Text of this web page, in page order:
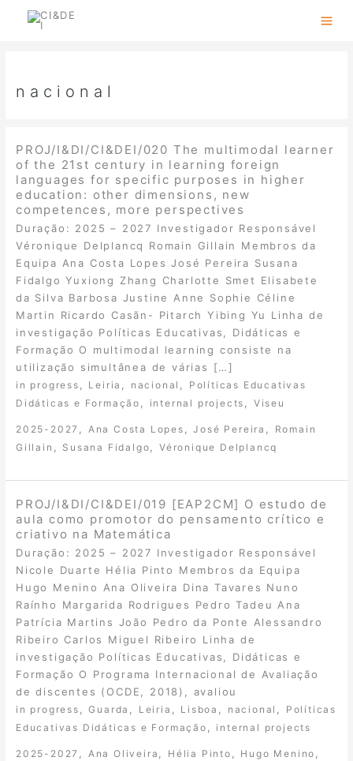
nacional
PROJ/I&DI/CI&DEI/020 The multimodal learner
of the 21st century in learning foreign
languages for specific purposes in higher
education: other dimensions, new
competences, more perspectives
Duração: 2025 – 2027 Investigador Responsável
Véronique Delplancq Romain Gillain Membros da
Equipa Ana Costa Lopes José Pereira Susana
Fidalgo Yuxiong Zhang Charlotte Smet Elisabete
da Silva Barbosa Justine Anne Sophie Céline
Martin Ricardo Casãn- Pitarch Yibing Yu Linha de
investigação Políticas Educativas, Didáticas e
Formação O multimodal learning consiste na
utilização simultânea de várias […]
in progress Leiria nacional
Políticas Educativas
Didáticas e Formação
internal projects Viseu
2025-2027 , Ana Costa Lopes ,José Pereira ,
Romain
Gillain , Susana Fidalgo,Véronique Delplancq
PROJ/I&DI/CI&DEI/019 [EAP2CM] O estudo de
aula como promotor do pensamento crítico e
criativo na Matemática
Duração: 2025 – 2027 Investigador Responsável
Nicole Duarte Hélia Pinto Membros da Equipa
Hugo Menino Ana Oliveira Dina Tavares Nuno
Raínho Margarida Rodrigues Pedro Tadeu Ana
Patrícia Martins João Pedro da Ponte Alessandro
Ribeiro Carlos Miguel Ribeiro Linha de
investigação Políticas Educativas, Didáticas e
Formação O Programa Internacional de Avaliação
de discentes (OCDE, 2018), avaliou
in progress ,Guarda Leiria Lisboa nacional
Políticas
Educativas Didáticas e Formação
internal projects
2025-2027 Ana Oliveira Hélia Pinto Hugo Menino